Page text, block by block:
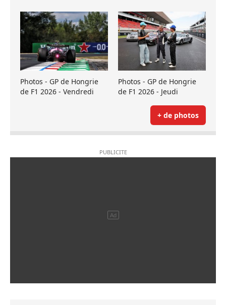
Photos - GP de Hongrie
de F1 2026 - Vendredi
Photos - GP de Hongrie
de F1 2026 - Jeudi
+ de photos